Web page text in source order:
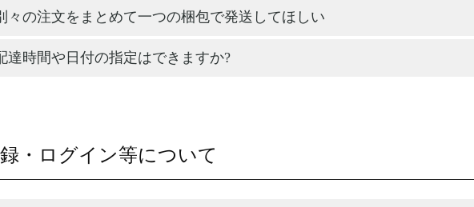
々の注文をまとめて一つの梱包で発送してほしい
達時間や日付の指定はできますか?
・ログイン等について